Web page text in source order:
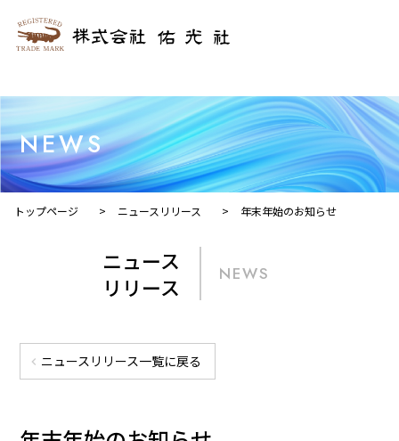
NEWS
トップページ > ニュースリリース > 年末年始のお知らせ
ニュース
リリース
NEWS
chevron_left ニュースリリース一覧に戻る